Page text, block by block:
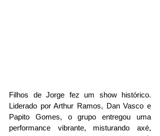
Filhos de Jorge fez um show histórico.
Liderado por Arthur Ramos, Dan Vasco e
Papito Gomes, o grupo entregou uma
performance vibrante, misturando axé,